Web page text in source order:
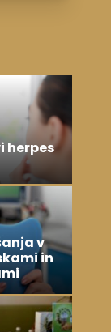
herpes
v
in